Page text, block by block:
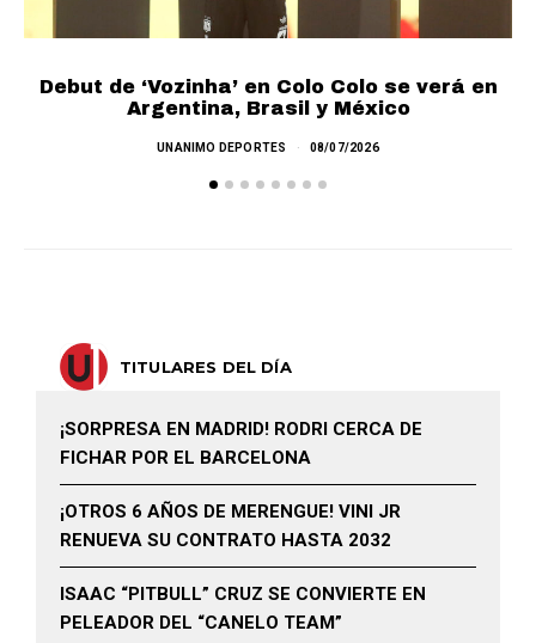
Debut de ‘Vozinha’ en Colo Colo se verá en
Argentina, Brasil y México
UNANIMO DEPORTES 08/07/2026
TITULARES DEL DÍA
¡SORPRESA EN MADRID! RODRI CERCA DE
FICHAR POR EL BARCELONA
¡OTROS 6 AÑOS DE MERENGUE! VINI JR
RENUEVA SU CONTRATO HASTA 2032
ISAAC “PITBULL” CRUZ SE CONVIERTE EN
PELEADOR DEL “CANELO TEAM”